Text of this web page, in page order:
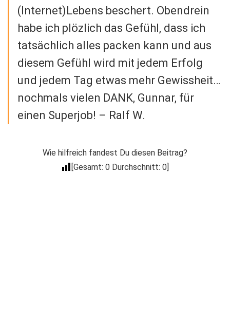
(Internet)Lebens beschert. Obendrein
habe ich plözlich das Gefühl, dass ich
tatsächlich alles packen kann und aus
diesem Gefühl wird mit jedem Erfolg
und jedem Tag etwas mehr Gewissheit…
nochmals vielen DANK, Gunnar, für
einen Superjob! – Ralf W.
Wie hilfreich fandest Du diesen Beitrag?
[Gesamt: 0 Durchschnitt: 0]